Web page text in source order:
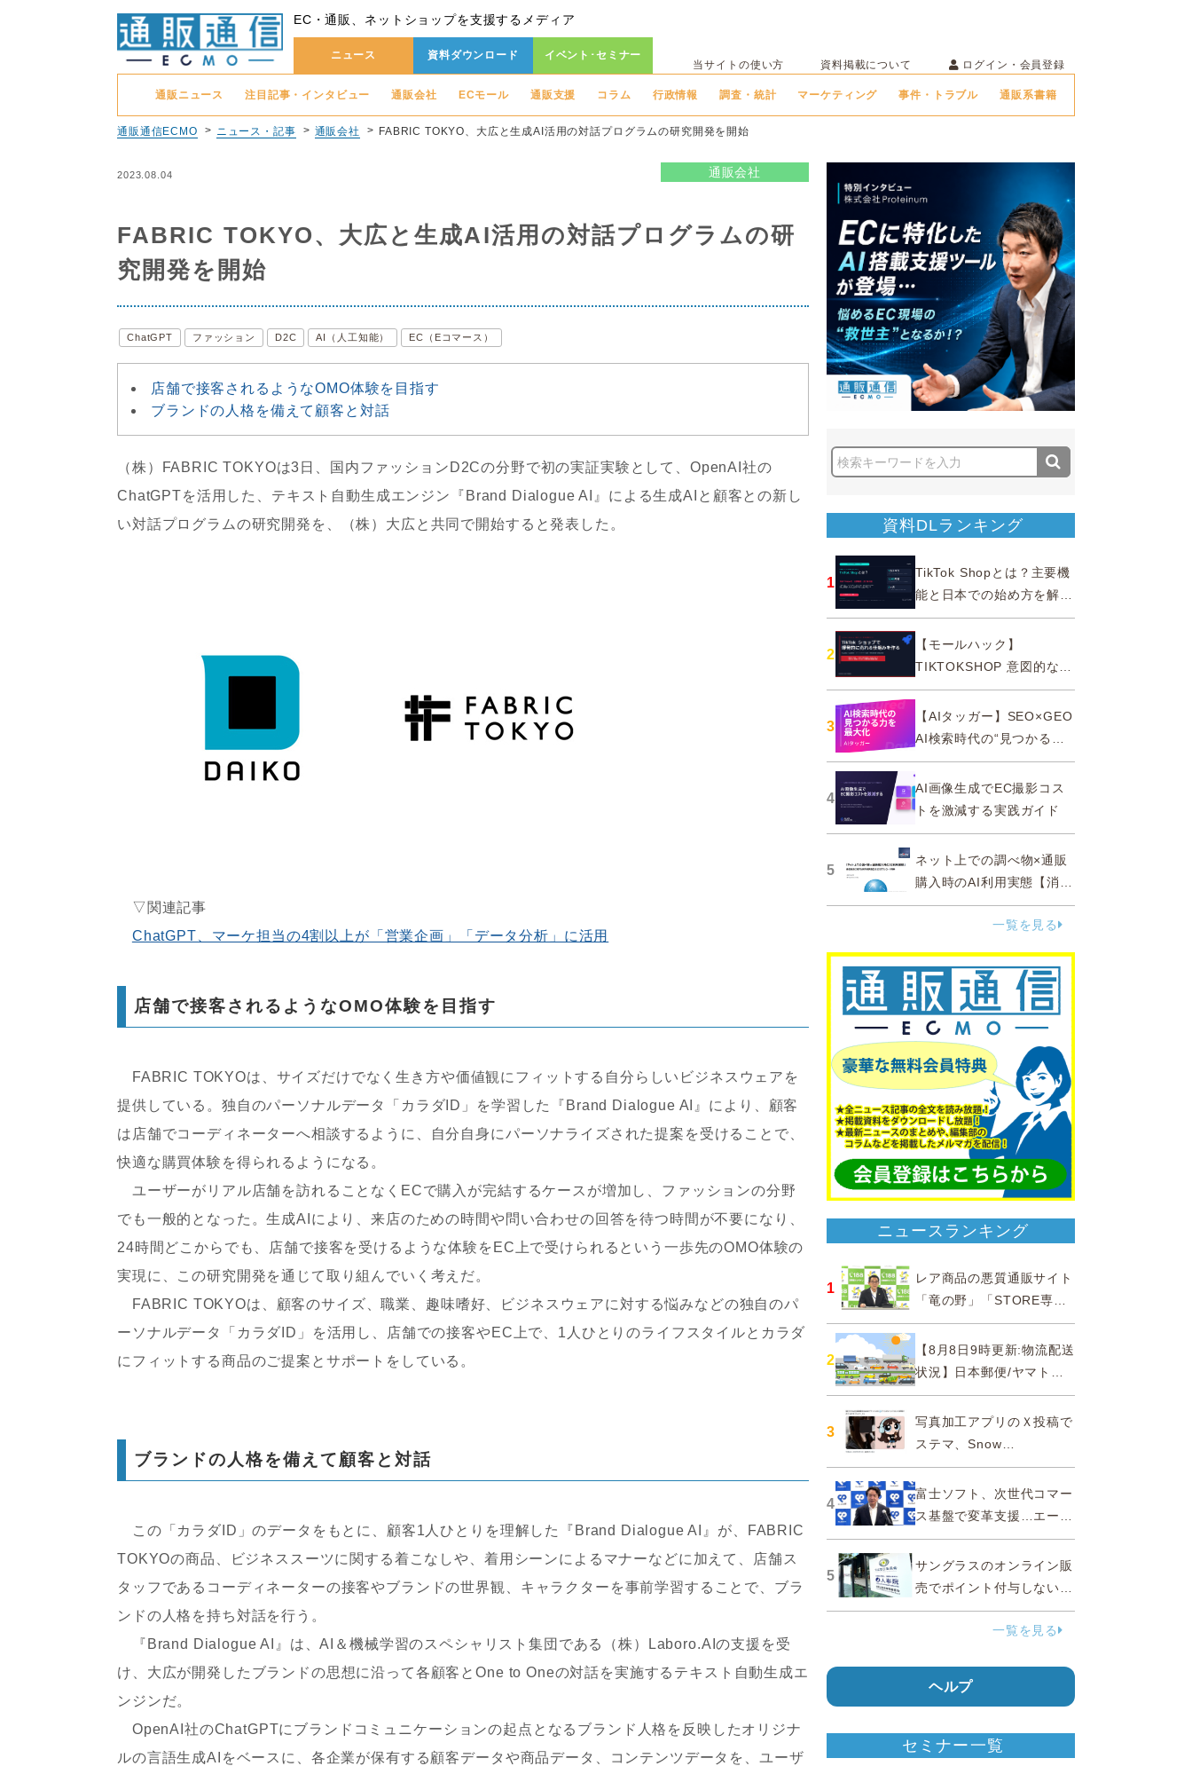
EC・通販、ネットショップを支援するメディア
ニュース 資料ダウンロード イベント･セミナー
当サイトの使い方 資料掲載について ログイン・会員登録
通販ニュース 注目記事・インタビュー 通販会社 ECモール 通販支援 コラム 行政情報 調査・統計 マーケティング 事件・トラブル 通販系書籍
通販通信ECMO ニュース・記事 通販会社 FABRIC TOKYO、大広と生成AI活用の対話プログラムの研究開発を開始
2023.08.04 通販会社
FABRIC TOKYO、大広と生成AI活用の対話プログラムの研
究開発を開始
ChatGPT ファッション D2C AI（人工知能） EC（Eコマース）
店舗で接客されるようなOMO体験を目指す
ブランドの人格を備えて顧客と対話
（株）FABRIC TOKYOは3日、国内ファッションD2Cの分野で初の実証実験として、OpenAI社の
ChatGPTを活用した、テキスト自動生成エンジン『Brand Dialogue AI』による生成AIと顧客との新し
い対話プログラムの研究開発を、（株）大広と共同で開始すると発表した。
▽関連記事
ChatGPT、マーケ担当の4割以上が「営業企画」「データ分析」に活用
店舗で接客されるようなOMO体験を目指す
FABRIC TOKYOは、サイズだけでなく生き方や価値観にフィットする自分らしいビジネスウェアを
提供している。独自のパーソナルデータ「カラダID」を学習した『Brand Dialogue AI』により、顧客
は店舗でコーディネーターへ相談するように、自分自身にパーソナライズされた提案を受けることで、
快適な購買体験を得られるようになる。
ユーザーがリアル店舗を訪れることなくECで購入が完結するケースが増加し、ファッションの分野
でも一般的となった。生成AIにより、来店のための時間や問い合わせの回答を待つ時間が不要になり、
24時間どこからでも、店舗で接客を受けるような体験をEC上で受けられるという一歩先のOMO体験の
実現に、この研究開発を通じて取り組んでいく考えだ。
FABRIC TOKYOは、顧客のサイズ、職業、趣味嗜好、ビジネスウェアに対する悩みなどの独自のパ
ーソナルデータ「カラダID」を活用し、店舗での接客やEC上で、1人ひとりのライフスタイルとカラダ
にフィットする商品のご提案とサポートをしている。
ブランドの人格を備えて顧客と対話
この「カラダID」のデータをもとに、顧客1人ひとりを理解した『Brand Dialogue AI』が、FABRIC
TOKYOの商品、ビジネススーツに関する着こなしや、着用シーンによるマナーなどに加えて、店舗ス
タッフであるコーディネーターの接客やブランドの世界観、キャラクターを事前学習することで、ブラ
ンドの人格を持ち対話を行う。
『Brand Dialogue AI』は、AI＆機械学習のスペシャリスト集団である（株）Laboro.AIの支援を受
け、大広が開発したブランドの思想に沿って各顧客とOne to Oneの対話を実施するテキスト自動生成エ
ンジンだ。
OpenAI社のChatGPTにブランドコミュニケーションの起点となるブランド人格を反映したオリジナ
ルの言語生成AIをベースに、各企業が保有する顧客データや商品データ、コンテンツデータを、ユーザ
資料DLランキング
1
TikTok Shopとは？主要機
能と日本での始め方を解説
｜公式認定パートナー
2
【モールハック】
TIKTOKSHOP 意図的なバ
ズを生む法則
3
【AIタッガー】SEO×GEO
AI検索時代の“見つかる
力”を最大化
4
AI画像生成でEC撮影コス
トを激減する実践ガイド
5
ネット上での調べ物×通販
購入時のAI利用実態【消費
者調査 2025】
一覧を見る
ニュースランキング
1
レア商品の悪質通販サイト
「竜の野」「STORE専門
ショップ」などに注意…消
費者庁
2
【8月8日9時更新:物流配送
状況】日本郵便/ヤマト運
輸/佐川急便/西濃運輸/福山
通運
3
写真加工アプリのＸ投稿で
ステマ、Snow
Corporationと日本法人に
措置命令
4
富士ソフト、次世代コマー
ス基盤で変革支援…エージ
ェンティックコマースに対
応
5
サングラスのオンライン販
売でポイント付与しないよ
う要請、ルックスオティカ
ジャパンが確約手続
一覧を見る
ヘルプ
セミナー一覧